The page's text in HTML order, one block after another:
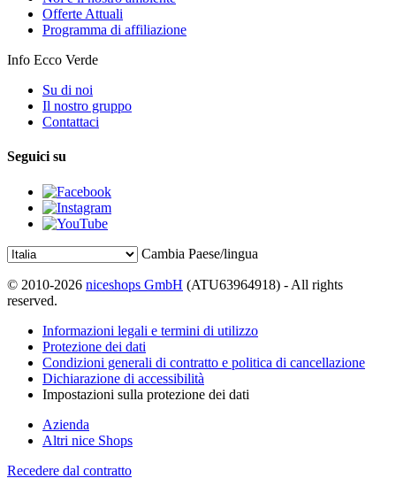
Offerte Attuali
Programma di affiliazione
Info Ecco Verde
Su di noi
Il nostro gruppo
Contattaci
Seguici su
Cambia Paese/lingua
© 2010-2026 niceshops GmbH (ATU63964918) - All rights
reserved.
Informazioni legali e termini di utilizzo
Protezione dei dati
Condizioni generali di contratto e politica di cancellazione
Dichiarazione di accessibilità
Impostazioni sulla protezione dei dati
Azienda
Altri nice Shops
Recedere dal contratto